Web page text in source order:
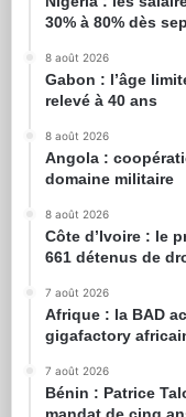
30% à 80% dès
8 août 2026
Gabon : l’âge
relevé à 40 ans
8 août 2026
Angola :
domaine militaire
8 août 2026
Côte d’Ivoire : le
661 détenus de
7 août 2026
Afrique : la BAD
gigafactory
7 août 2026
Bénin : Patrice